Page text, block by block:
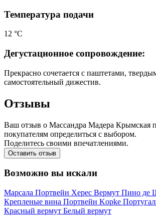
Температура подачи
12 °С
Дегустационное сопровождение:
Прекрасно сочетается с паштетами,
самостоятельный дижестив.
Отзывы
Ваш отзыв о Массандра Мадера Крымская
покупателям определиться с выбором.
Поделитесь своими впечатлениями.
Оставить отзыв
Возможно вы искали
Марсала Портвейн Херес Вермут Пино де
Крепленые вина Портвейн Kopke
Красный вермут Белый вермут